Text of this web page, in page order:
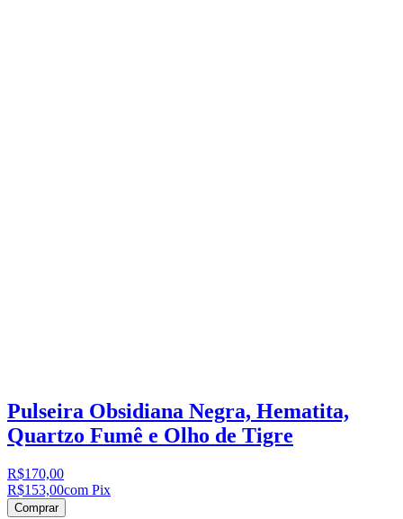
Pulseira Obsidiana Negra, Hematita,
Quartzo Fumê e Olho de Tigre
R$170,00
R$153,00com Pix
Comprar